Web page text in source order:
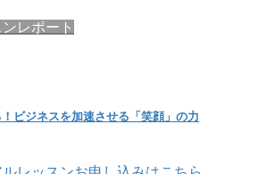
レポート
ビジネスを加速させる「笑顔」の力